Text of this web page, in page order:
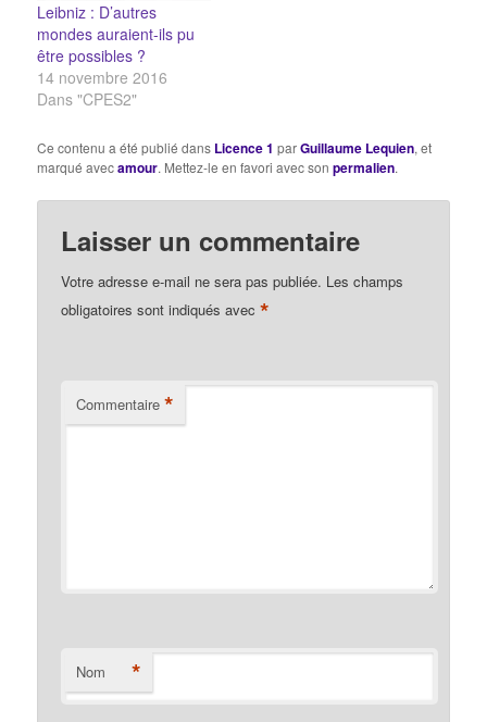
Leibniz : D’autres
mondes auraient-ils pu
être possibles ?
14 novembre 2016
Dans "CPES2"
Ce contenu a été publié dans Licence 1 parGuillaume Lequien, et
marqué avecamour. Mettez-le en favori avec sonpermalien.
Laisser un commentaire
Votre adresse e-mail ne sera pas publiée. Les champs
obligatoires sont indiqués avec*
Commentaire *
Nom *